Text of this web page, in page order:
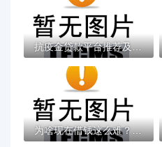
抗疫金贷款平台推荐及申请全攻略
为啥现在借钱这么难？这5个平台审核松、到账...